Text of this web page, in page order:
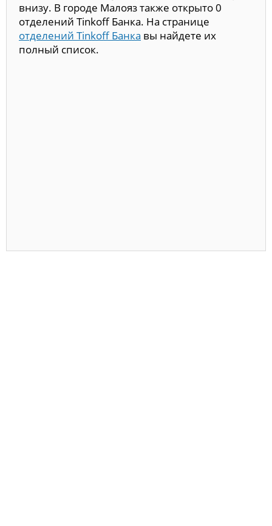
внизу. В городе Малояз также открыто 0
отделений Tinkoff Банка. На странице
отделений Tinkoff Банка вы найдете их
полный список.